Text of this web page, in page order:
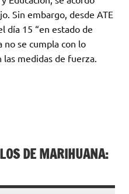
Sin embargo, desde ATE
día 15 “en estado de
no se cumpla con lo
medidas de fuerza.
DE MARIHUANA: